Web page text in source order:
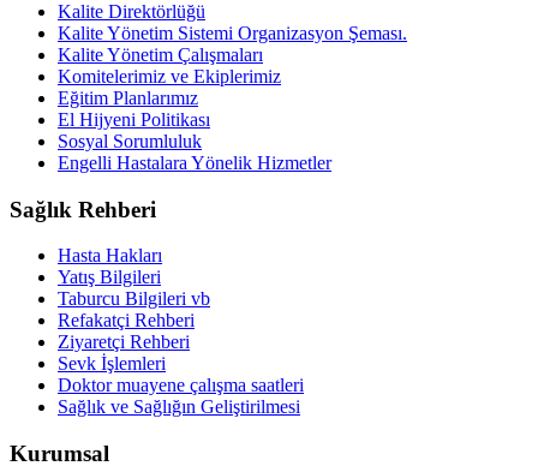
Kalite Direktörlüğü
Kalite Yönetim Sistemi Organizasyon Şeması.
Kalite Yönetim Çalışmaları
Komitelerimiz ve Ekiplerimiz
Eğitim Planlarımız
El Hijyeni Politikası
Sosyal Sorumluluk
Engelli Hastalara Yönelik Hizmetler
Sağlık Rehberi
Hasta Hakları
Yatış Bilgileri
Taburcu Bilgileri vb
Refakatçi Rehberi
Ziyaretçi Rehberi
Sevk İşlemleri
Doktor muayene çalışma saatleri
Sağlık ve Sağlığın Geliştirilmesi
Kurumsal